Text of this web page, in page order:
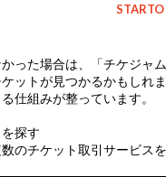
STARTO
った場合は、
「チケジャ
ットが見つかるかもしれ
仕組みが整っています。
探す
のチケット取引サービス